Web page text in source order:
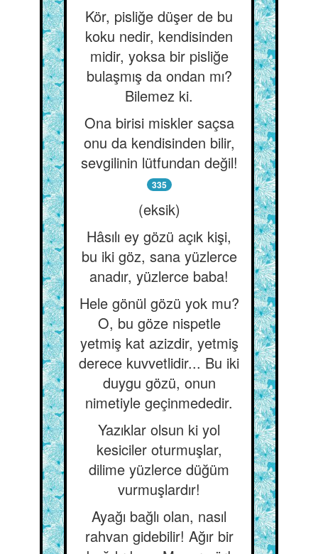
Kör, pisliğe düşer de bu
koku nedir, kendisinden
midir, yoksa bir pisliğe
bulaşmış da ondan mı?
Bilemez ki.
Ona birisi miskler saçsa
onu da kendisinden bilir,
sevgilinin lütfundan değil!
335
(eksik)
Hâsılı ey gözü açık kişi,
bu iki göz, sana yüzlerce
anadır, yüzlerce baba!
Hele gönül gözü yok mu?
O, bu göze nispetle
yetmiş kat azizdir, yetmiş
derece kuvvetlidir... Bu iki
duygu gözü, onun
nimetiyle geçinmededir.
Yazıklar olsun ki yol
kesiciler oturmuşlar,
dilime yüzlerce düğüm
vurmuşlardır!
Ayağı bağlı olan, nasıl
rahvan gidebilir! Ağır bir